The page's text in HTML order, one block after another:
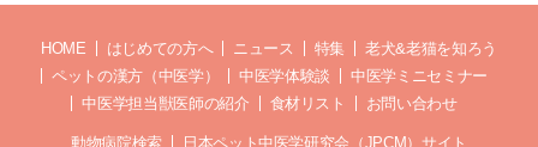
HOME はじめての方へ ニュース 特集
老犬&老猫を知ろう
ペットの漢方（中医学）
中医学体験談
中医学ミニセミナー
中医学担当獣医師の紹介
食材リスト お問い合わせ
動物病院検索 日本ペット中医学研究会（JPCM）サイト